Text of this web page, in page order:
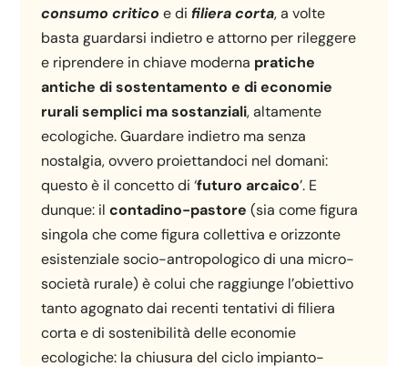
consumo critico e difiliera corta, a volte
basta guardarsi indietro e attorno per rileggere
e riprendere in chiave moderna pratiche
antiche di sostentamento e di economie
rurali semplici ma sostanziali, altamente
ecologiche. Guardare indietro ma senza
nostalgia, ovvero proiettandoci nel domani:
questo è il concetto di ‘futuro arcaico’. E
dunque: ilcontadino-pastore (sia come figura
singola che come figura collettiva e orizzonte
esistenziale socio-antropologico di una micro-
società rurale) è colui che raggiunge l’obiettivo
tanto agognato dai recenti tentativi di filiera
corta e di sostenibilità delle economie
ecologiche: la chiusura del ciclo impianto-